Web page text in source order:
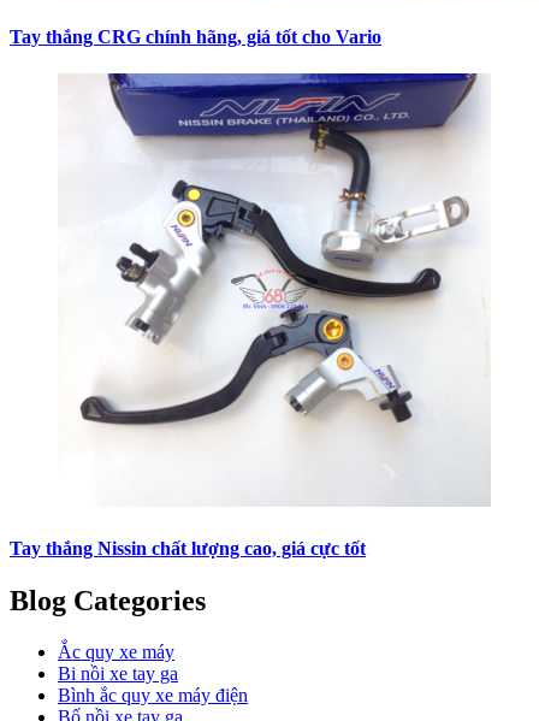
Tay thắng CRG chính hãng, giá tốt cho Vario
Tay thắng Nissin chất lượng cao, giá cực tốt
Blog Categories
Ắc quy xe máy
Bi nồi xe tay ga
Bình ắc quy xe máy điện
Bố nồi xe tay ga